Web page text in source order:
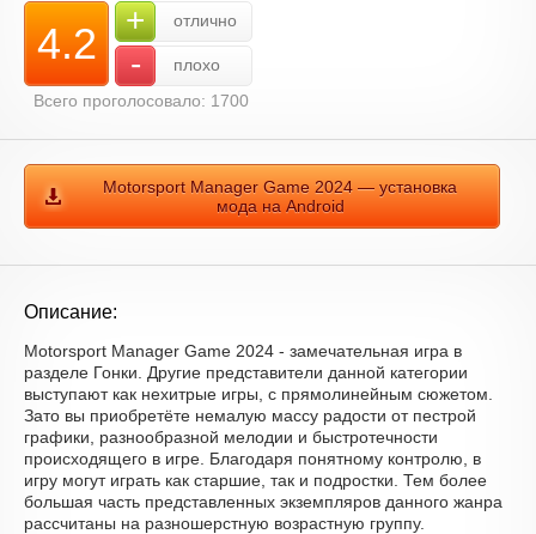
4.2 + отлично
-
плохо
Всего проголосовало: 1700
Motorsport Manager Game 2024 — установка
мода на Android
Описание:
Motorsport Manager Game 2024 - замечательная игра в
разделе Гонки. Другие представители данной категории
выступают как нехитрые игры, с прямолинейным сюжетом.
Зато вы приобретёте немалую массу радости от пестрой
графики, разнообразной мелодии и быстротечности
происходящего в игре. Благодаря понятному контролю, в
игру могут играть как старшие, так и подростки. Тем более
большая часть представленных экземпляров данного жанра
рассчитаны на разношерстную возрастную группу.